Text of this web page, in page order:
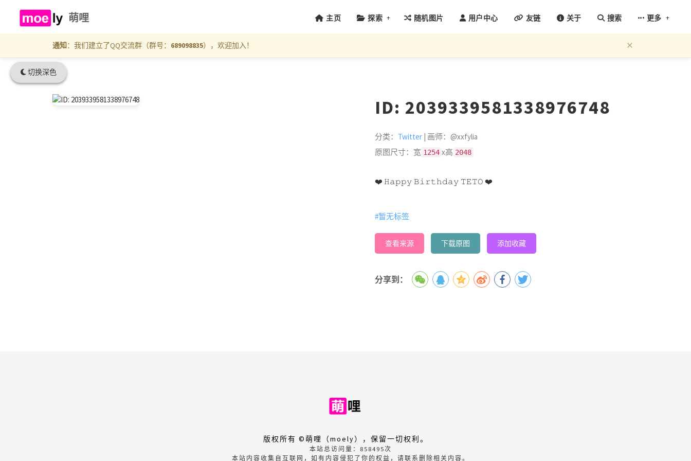
切换深色
萌哩 主页 探索 + 随机图片 用户中心 友链 关于 搜索 更多 +
通知：我们建立了QQ交流群（群号： 689098835），欢迎加入！ ×
ID: 2039339581338976748
分类： Twitter | 画师：@xxfylia
原图尺寸：宽 1254 x高 2048
❤️ 𝙷𝚊𝚙𝚙𝚢 𝙱𝚒𝚛𝚝𝚑𝚍𝚊𝚢 𝚃𝙴𝚃𝙾 ❤️
#暂无标签
查看来源 下载原图 添加收藏
分享到：
版权所有 ©萌哩（moely），保留一切权利。
本站总访问量： 858495次
本站内容收集自互联网，如有内容侵犯了你的权益，请联系删除相关内容。